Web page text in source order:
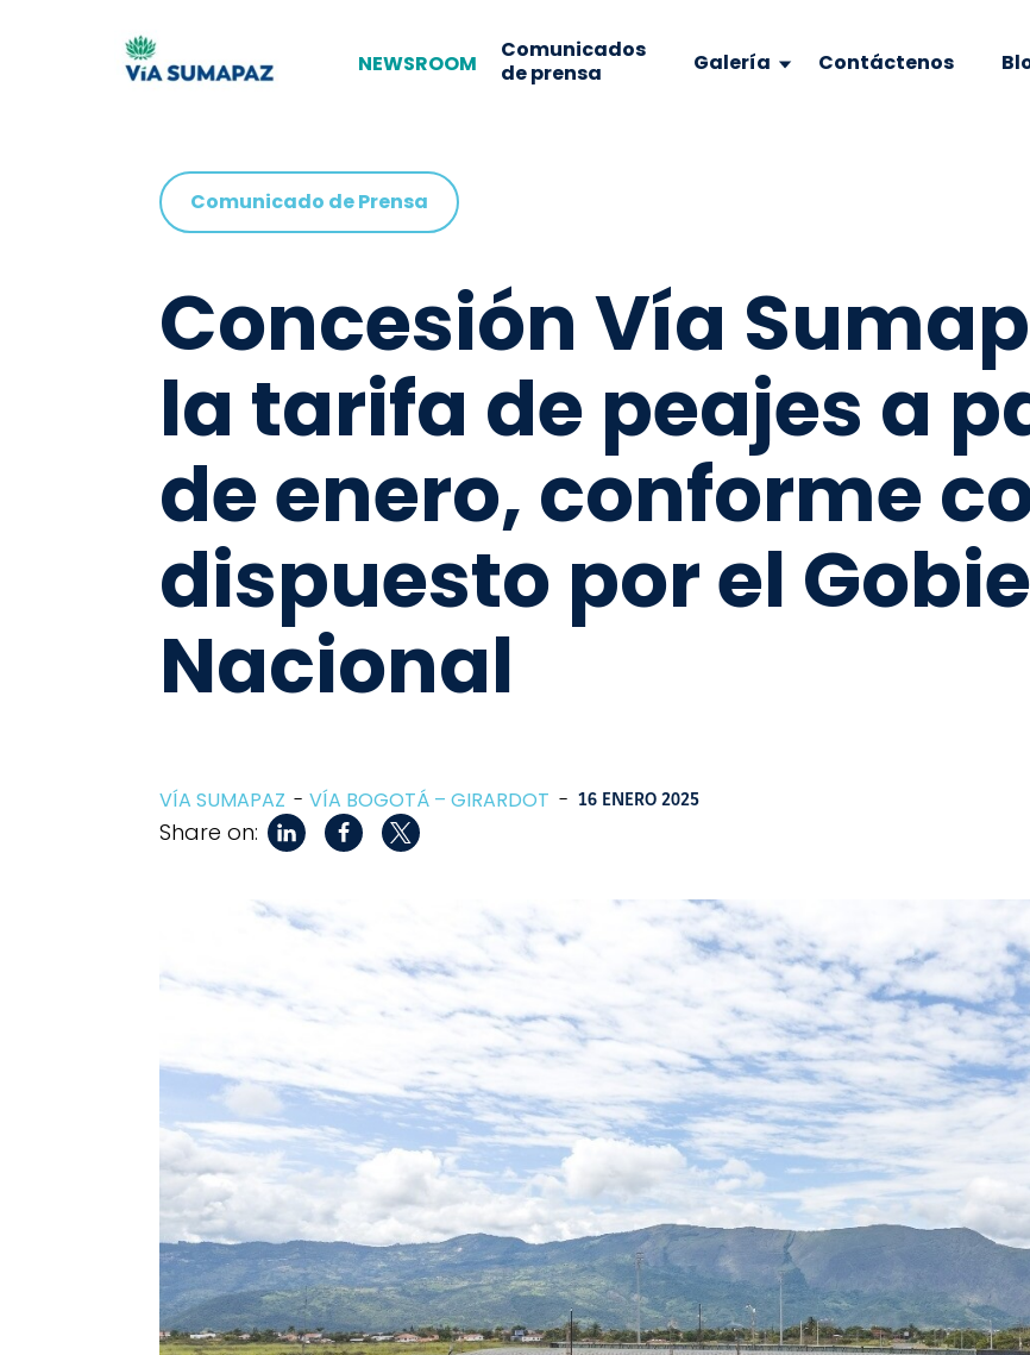
NEWSROOM
Comunicados
de prensa
Galería Contáctenos
Comunicado de Prensa
Concesión Vía
la tarifa de peajes a
de enero, conforme
dispuesto por el
Nacional
VÍA SUMAPAZ VÍA BOGOTÁ – GIRARDOT - 16 ENERO 2025
Share on: